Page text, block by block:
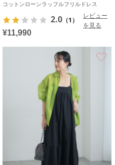
コットンローンラッフルフリルドレス
2.0 （1）
レビュー
を見る
¥11,990